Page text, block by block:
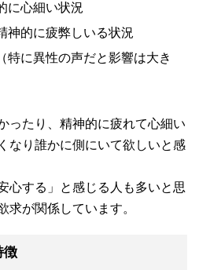
に心細い状況
神的に疲弊しいる状況
特に異性の声だと影響は大き
ったり、精神的に疲れて心細い
なり誰かに側にいて欲しいと感
心する」と感じる人も多いと思
求が関係しています。
徴